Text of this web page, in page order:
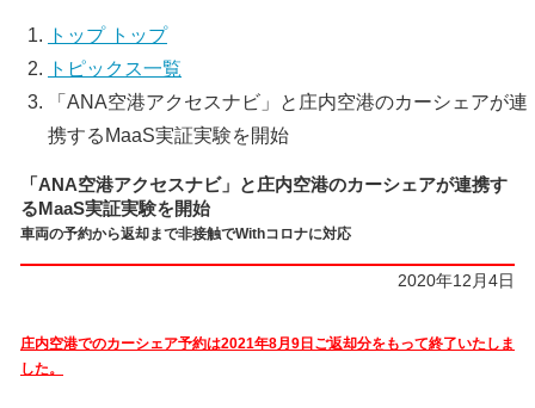
トップ トップ
トピックス一覧
「ANA空港アクセスナビ」と庄内空港のカーシェアが連
携するMaaS実証実験を開始
「ANA空港アクセスナビ」と庄内空港のカーシェアが連携す
るMaaS実証実験を開始
車両の予約から返却まで非接触でWithコロナに対応
2020年12月4日
庄内空港でのカーシェア予約は2021年8月9日ご返却分をもって終了いたしま
した。